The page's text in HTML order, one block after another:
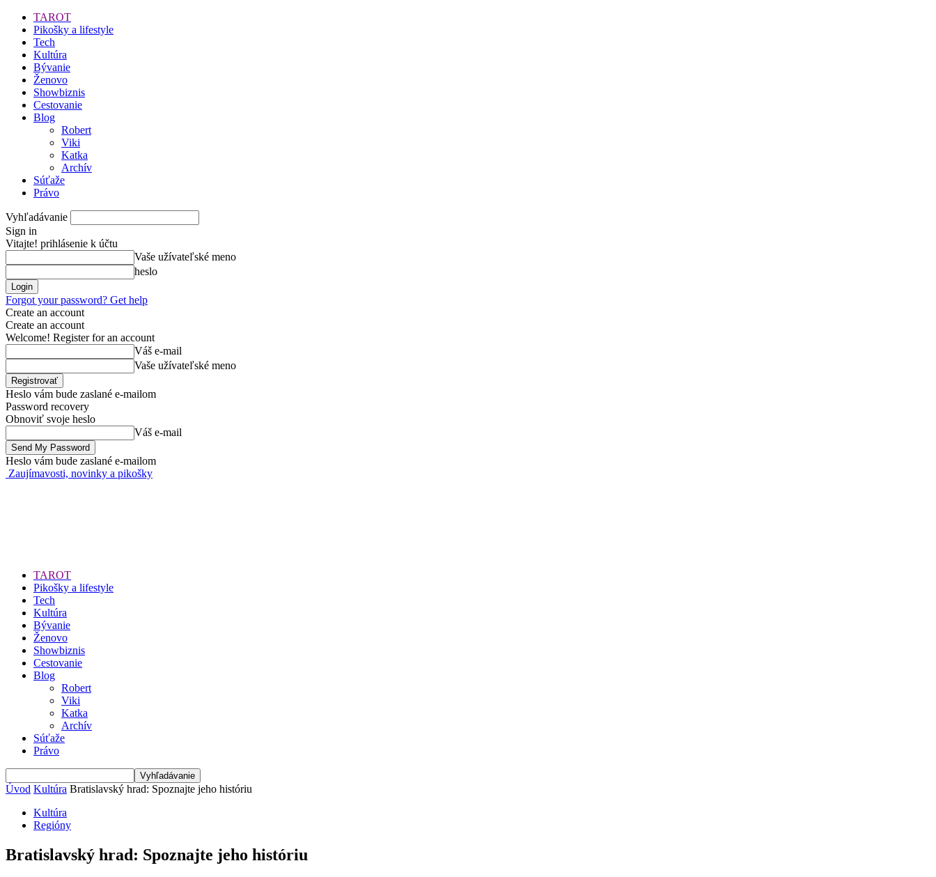
TAROT
Pikošky a lifestyle
Tech
Kultúra
Bývanie
Ženovo
Showbiznis
Cestovanie
Blog
Robert
Viki
Katka
Archív
Súťaže
Právo
Vyhľadávanie
Sign in
Vitajte! prihlásenie k účtu
Vaše užívateľské meno
heslo
Forgot your password? Get help
Create an account
Create an account
Welcome! Register for an account
Váš e-mail
Vaše užívateľské meno
Heslo vám bude zaslané e-mailom
Password recovery
Obnoviť svoje heslo
Váš e-mail
Heslo vám bude zaslané e-mailom
Zaujímavosti, novinky a pikošky
TAROT
Pikošky a lifestyle
Tech
Kultúra
Bývanie
Ženovo
Showbiznis
Cestovanie
Blog
Robert
Viki
Katka
Archív
Súťaže
Právo
Úvod Kultúra Bratislavský hrad: Spoznajte jeho históriu
Kultúra
Regióny
Bratislavský hrad: Spoznajte jeho históriu